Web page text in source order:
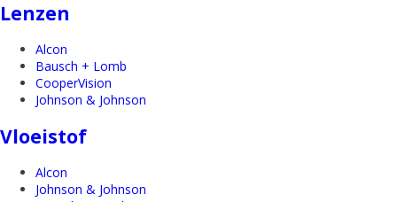
Lenzen
Alcon
Bausch + Lomb
CooperVision
Johnson & Johnson
Vloeistof
Alcon
Johnson & Johnson